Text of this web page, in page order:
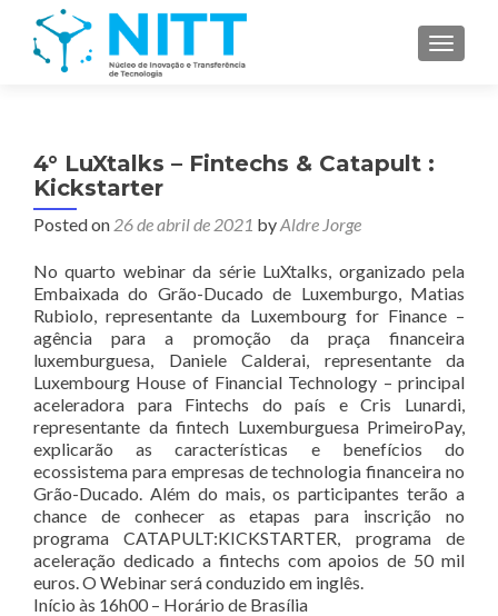
4° LuXtalks – Fintechs & Catapult :
Kickstarter
Posted on 26 de abril de 2021 byAldre Jorge
No quarto webinar da série LuXtalks, organizado pela
Embaixada do Grão-Ducado de Luxemburgo, Matias
Rubiolo, representante da Luxembourg for Finance –
agência para a promoção da praça financeira
luxemburguesa, Daniele Calderai, representante da
Luxembourg House of Financial Technology – principal
aceleradora para Fintechs do país e Cris Lunardi,
representante da fintech Luxemburguesa PrimeiroPay,
explicarão as características e benefícios do
ecossistema para empresas de technologia financeira no
Grão-Ducado. Além do mais, os participantes terão a
chance de conhecer as etapas para inscrição no
programa CATAPULT:KICKSTARTER, programa de
aceleração dedicado a fintechs com apoios de 50 mil
euros. O Webinar será conduzido em inglês.
Início às 16h00 – Horário de Brasília